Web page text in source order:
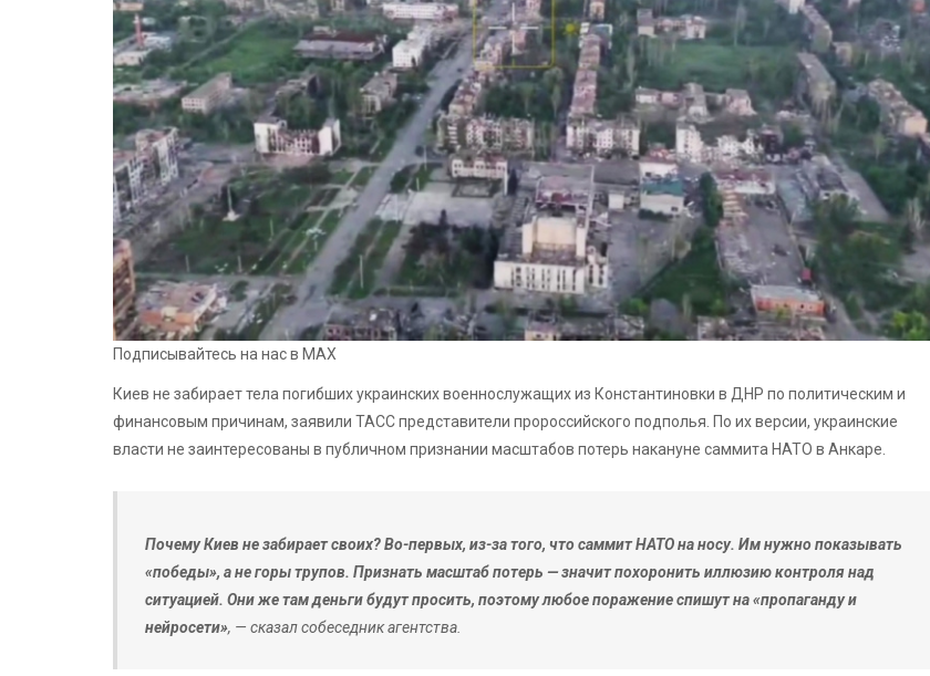
Подписывайтесь на нас в MAX
Киев не забирает тела погибших украинских военнослужащих из Константиновки в ДНР по политическим и
финансовым причинам, заявили ТАСС представители пророссийского подполья. По их версии, украинские
власти не заинтересованы в публичном признании масштабов потерь накануне саммита НАТО в Анкаре.
Почему Киев не забирает своих? Во-первых, из-за того, что саммит НАТО на носу. Им нужно показывать
«победы», а не горы трупов. Признать масштаб потерь — значит похоронить иллюзию контроля над
ситуацией. Они же там деньги будут просить, поэтому любое поражение спишут на «пропаганду и
нейросети», — сказал собеседник агентства.